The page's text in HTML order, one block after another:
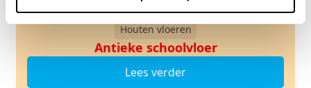
Houten vloeren
Antieke schoolvloer
Lees verder